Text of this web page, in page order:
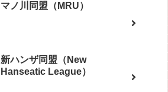
マノ川同盟（MRU）
新ハンザ同盟（New
Hanseatic League）